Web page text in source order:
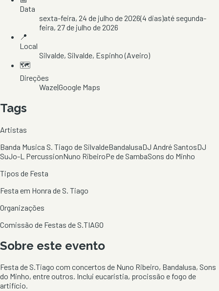
Data
sexta-feira, 24 de julho de 2026(4 dias)até segunda-
feira, 27 de julho de 2026
📍
Local
Silvalde, Silvalde, Espinho(Aveiro)
🗺️
Direções
Waze|Google Maps
Tags
Artistas
Banda Musica S. Tiago de SilvaldeBandalusaDJ André SantosDJ
SuJo-L PercussionNuno RibeiroPe de SambaSons do Minho
Tipos de Festa
Festa em Honra de S. Tiago
Organizações
Comissão de Festas de S.TIAGO
Sobre este evento
Festa de S.Tiago com concertos de Nuno Ribeiro, Bandalusa, Sons
do Minho, entre outros. Inclui eucaristia, procissão e fogo de
artifício.